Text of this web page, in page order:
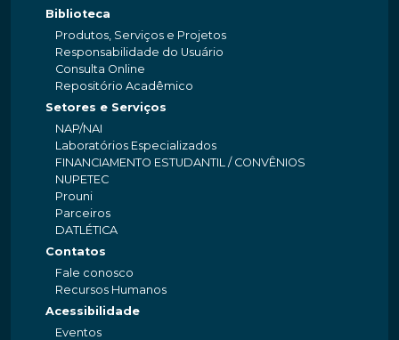
Biblioteca
Produtos, Serviços e Projetos
Responsabilidade do Usuário
Consulta Online
Repositório Acadêmico
Setores e Serviços
NAP/NAI
Laboratórios Especializados
FINANCIAMENTO ESTUDANTIL / CONVÊNIOS
NUPETEC
Prouni
Parceiros
DATLÉTICA
Contatos
Fale conosco
Recursos Humanos
Acessibilidade
Eventos